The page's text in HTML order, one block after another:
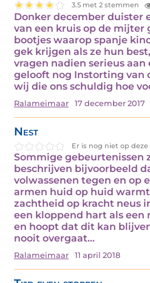
3.5 met 2 stemmen
Donker december duister
van een kruis op de mijter
bootjes waarop spanje
gek krijgen als ze hun
vragen nadien serieus aan
gelooft nog Instorting van
wij die ons schuldig hoe
Ralameimaar 17 december 2017
Nest
Er is nog niet op
Sommige gebeurtenissen
beschrijven bijvoorbeeld
volwassenen tegen en op
armen huid op huid
zachtheid op kracht neus
een kloppend hart als
en hoopt dat dit kan
nooit overgaat…
Ralameimaar 11 april 2018